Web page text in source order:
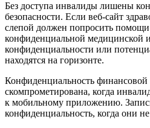
Без доступа инвалиды лишены
безопасности. Если веб-сайт
слепой должен попросить
конфиденциальной
конфиденциальности или
находятся на горизонте.
Конфиденциальность
скомпрометирована, когда
к мобильному приложению.
конфиденциальность, когда они